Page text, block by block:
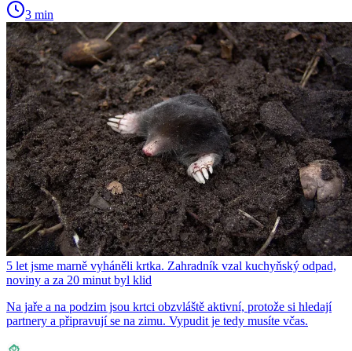
3 min
5 let jsme marně vyháněli krtka. Zahradník vzal kuchyňský odpad,
noviny a za 20 minut byl klid
Na jaře a na podzim jsou krtci obzvláště aktivní, protože si hledají
partnery a připravují se na zimu. Vypudit je tedy musíte včas.